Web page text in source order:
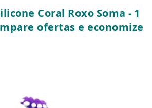
Coral Roxo Soma - 1
ofertas e economize